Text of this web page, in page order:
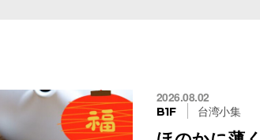
2026.08.02
B1F 台湾小集